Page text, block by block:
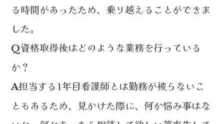
る時間があったため、乗り越えることができま
した。
Q資格取得後はどのような業務を行っている
か？
A担当する1年目看護師とは勤務が被らないこ
ともあるため、見かけた際に、何か悩み事はな